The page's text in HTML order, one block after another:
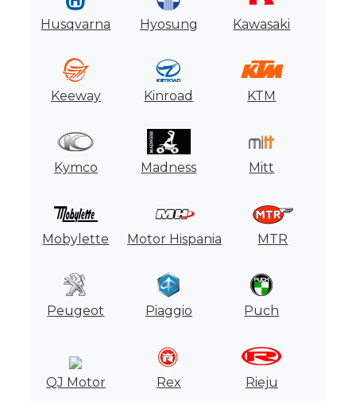
Husqvarna Hyosung Kawasaki
Keeway Kinroad KTM
Kymco Madness Mitt
Mobylette Motor Hispania MTR
Peugeot Piaggio Puch
QJ Motor Rex Rieju